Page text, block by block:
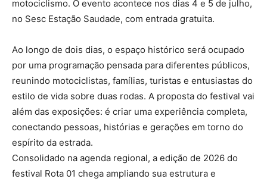
motociclismo. O evento acontece nos dias 4 e 5 de julho,
no Sesc Estação Saudade, com entrada gratuita.
Ao longo de dois dias, o espaço histórico será ocupado
por uma programação pensada para diferentes públicos,
reunindo motociclistas, famílias, turistas e entusiastas do
estilo de vida sobre duas rodas. A proposta do festival vai
além das exposições: é criar uma experiência completa,
conectando pessoas, histórias e gerações em torno do
espírito da estrada.
Consolidado na agenda regional, a edição de 2026 do
festival Rota 01 chega ampliando sua estrutura e